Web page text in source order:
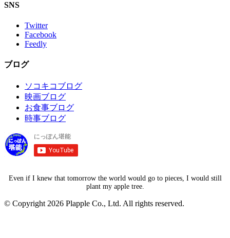
SNS
Twitter
Facebook
Feedly
ブログ
ソコキコブログ
映画ブログ
お食事ブログ
時事ブログ
Even if I knew that tomorrow the world would go to pieces, I would still
plant my apple tree.
© Copyright 2026 Plapple Co., Ltd. All rights reserved.